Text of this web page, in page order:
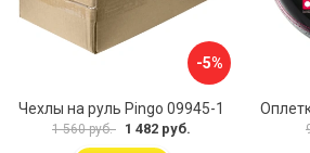
-5%
Чехлы на руль Pingo 09945-1
1 560 руб. 1 482 руб.